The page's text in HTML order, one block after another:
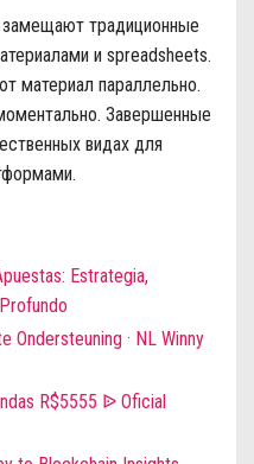
традиционные
и spreadsheets.
материал параллельно.
Завершенные
видах для
Estrategia,
Ondersteuning · NL Winny
R$5555 ᐉ Oficial